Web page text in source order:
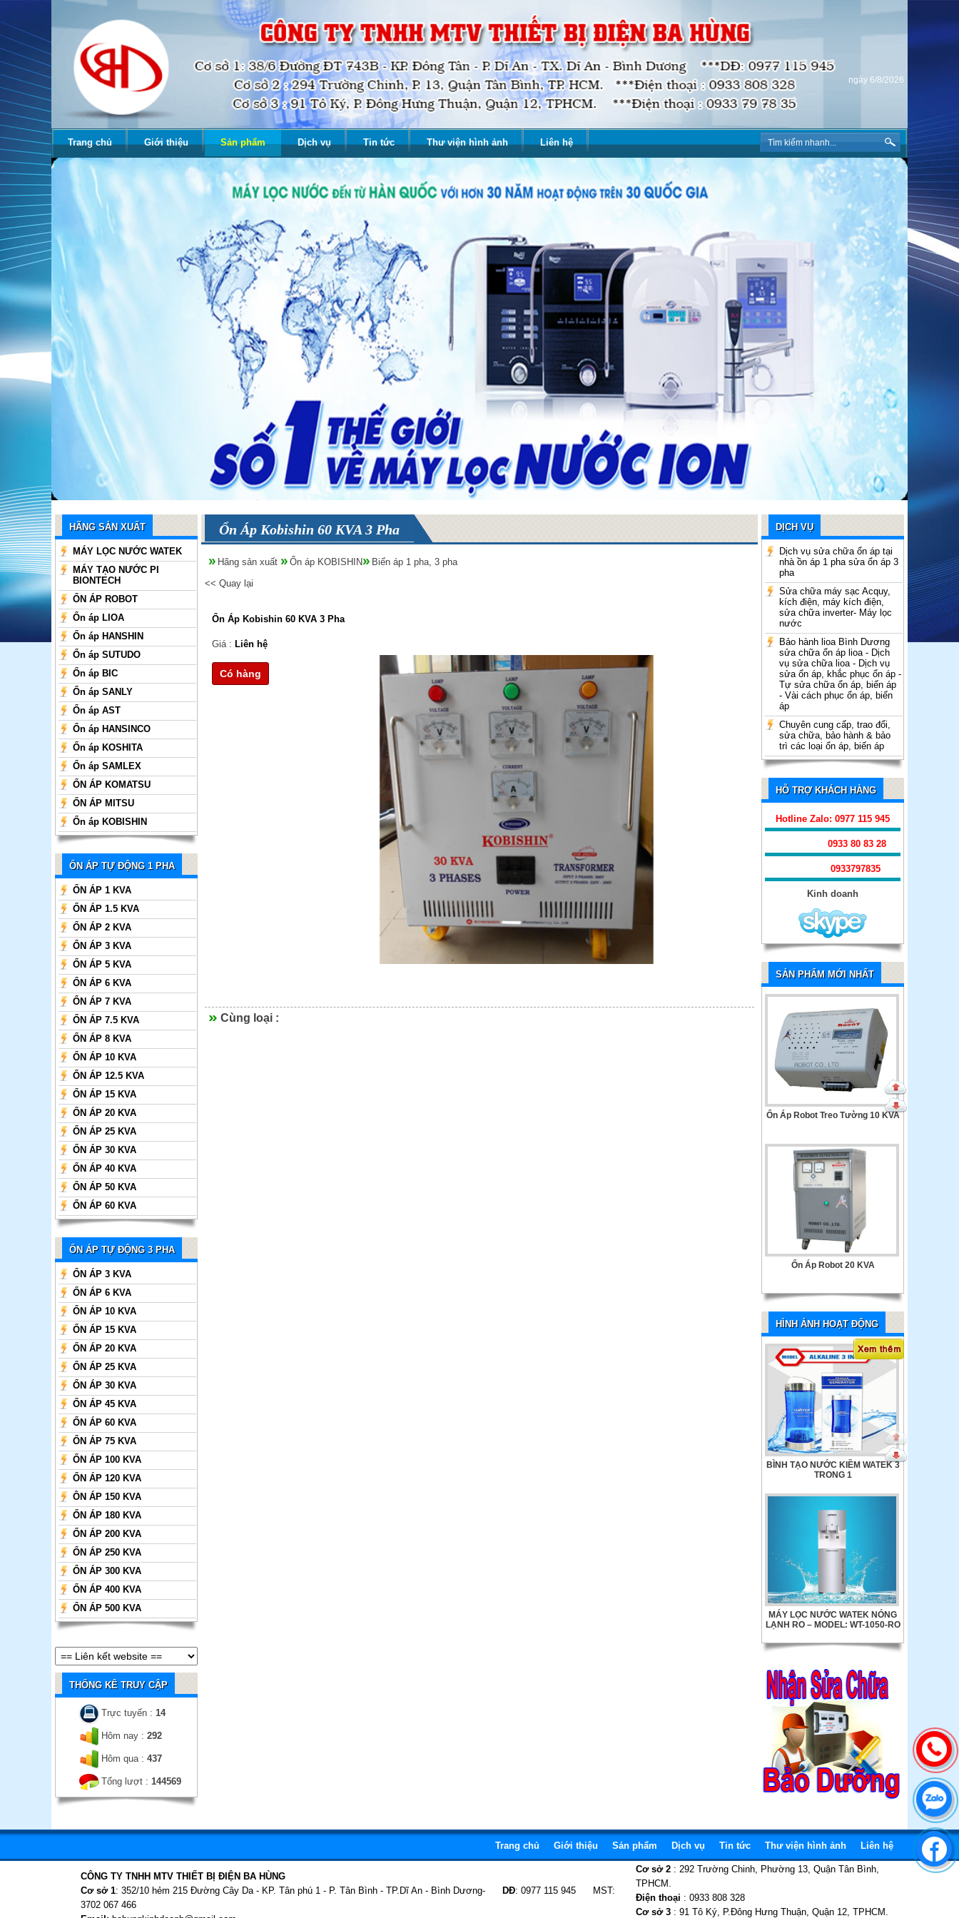
Trang chủ Giới thiệu Sản phẩm Dịch vụ Tin tức Thư viện hình ảnh Liên hệ
ngày 6/8/2026
HÃNG SẢN XUẤT
MÁY LỌC NƯỚC WATEK
MÁY TẠO NƯỚC PI
BIONTECH
ỔN ÁP ROBOT
Ổn áp LIOA
Ổn áp HANSHIN
Ổn áp SUTUDO
Ổn áp BIC
Ổn áp SANLY
Ổn áp AST
Ổn áp HANSINCO
Ổn áp KOSHITA
Ổn áp SAMLEX
ỔN ÁP KOMATSU
ỔN ÁP MITSU
Ổn áp KOBISHIN
ỔN ÁP TỰ ĐỘNG 1 PHA
ỔN ÁP 1 KVA
ỔN ÁP 1.5 KVA
ỔN ÁP 2 KVA
ỔN ÁP 3 KVA
ỔN ÁP 5 KVA
ỔN ÁP 6 KVA
ỔN ÁP 7 KVA
ỔN ÁP 7.5 KVA
ỔN ÁP 8 KVA
ỔN ÁP 10 KVA
ỔN ÁP 12.5 KVA
ỔN ÁP 15 KVA
ỔN ÁP 20 KVA
ỔN ÁP 25 KVA
ỔN ÁP 30 KVA
ỔN ÁP 40 KVA
ỔN ÁP 50 KVA
ỔN ÁP 60 KVA
ỔN ÁP TỰ ĐỘNG 3 PHA
ỔN ÁP 3 KVA
ỔN ÁP 6 KVA
ỔN ÁP 10 KVA
ỔN ÁP 15 KVA
ỔN ÁP 20 KVA
ỔN ÁP 25 KVA
ỔN ÁP 30 KVA
ỔN ÁP 45 KVA
ỔN ÁP 60 KVA
ỔN ÁP 75 KVA
ỔN ÁP 100 KVA
ỔN ÁP 120 KVA
ÔN ÁP 150 KVA
ỔN ÁP 180 KVA
ỔN ÁP 200 KVA
ỔN ÁP 250 KVA
ỔN ÁP 300 KVA
ỔN ÁP 400 KVA
ỔN ÁP 500 KVA
THỐNG KÊ TRUY CẬP
Trực tuyến : 14
Hôm nay : 292
Hôm qua : 437
Tổng lượt : 144569
Ổn Áp Kobishin 60 KVA 3 Pha
Hãng sản xuất Ổn áp KOBISHIN
Biến áp 1 pha, 3 pha
<< Quay lại
Ổn Áp Kobishin 60 KVA 3 Pha
Giá : Liên hệ
Có hàng
Cùng loại :
DỊCH VỤ
Dịch vụ sửa chữa ổn áp tại
nhà ồn áp 1 pha sửa ổn áp 3
pha
Sửa chữa máy sạc Acquy,
kích điện, máy kích điện,
sửa chữa inverter- Máy lọc
nước
Bảo hành lioa Bình Dương
sửa chữa ổn áp lioa - Dịch
vụ sửa chữa lioa - Dịch vụ
sửa ổn áp, khắc phục ổn áp -
Tự sửa chữa ổn áp, biến áp
- Vài cách phục ổn áp, biến
áp
Chuyên cung cấp, trao đổi,
sửa chữa, bảo hành & bảo
trì các loại ổn áp, biến áp
HỖ TRỢ KHÁCH HÀNG
Hotline Zalo: 0977 115 945
0933 80 83 28
0933797835
Kinh doanh
SẢN PHẨM MỚI NHẤT
Ổn Áp Robot Treo Tường 12.5
KVA
Ổn Áp Robot 20 KVA
Ổn Áp Robot Treo Tường 8 KVA
Ổn Áp Robot Treo Tường 5 KVA
Ổn Áp Robot 60 KVA
Ổn Áp Robot 50 KVA
Ổn Áp Robot 30 KVA
HÌNH ẢNH HOẠT ĐỘNG
TRONG 1
MÁY LỌC NƯỚC WATEK NÓNG
LẠNH RO – MODEL: WT-1050-RO
MÁY LỌC NƯỚC WATEK LUX-
200RO
MÁY TẠO HYDROGEN CẦM TAY
TÍCH HỢP BÌNH CHỨA BTH- -
1000
MÁY LỌC NƯỚC WATEK NÓNG
Trang chủ Giới thiệu Sản phẩm Dịch vụ Tin tức Thư viện hình ảnh Liên hệ
CÔNG TY TNHH MTV THIẾT BỊ ĐIỆN BA HÙNG
Cơ sở 1: 352/10 hẻm 215 Đường Cây Da - KP. Tân phú 1 - P. Tân Bình - TP.Dĩ An - Bình Dương- DĐ: 0977 115 945 MST:
3702 067 466
Cơ sở 2 : 292 Trường Chinh, Phường 13, Quận Tân Bình,
TPHCM.
Điện thoại : 0933 808 328
Cơ sở 3 : 91 Tô Ký, P.Đông Hưng Thuận, Quận 12, TPHCM.